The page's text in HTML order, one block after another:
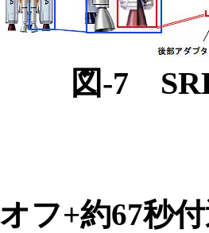
図-7
フ+約67秒